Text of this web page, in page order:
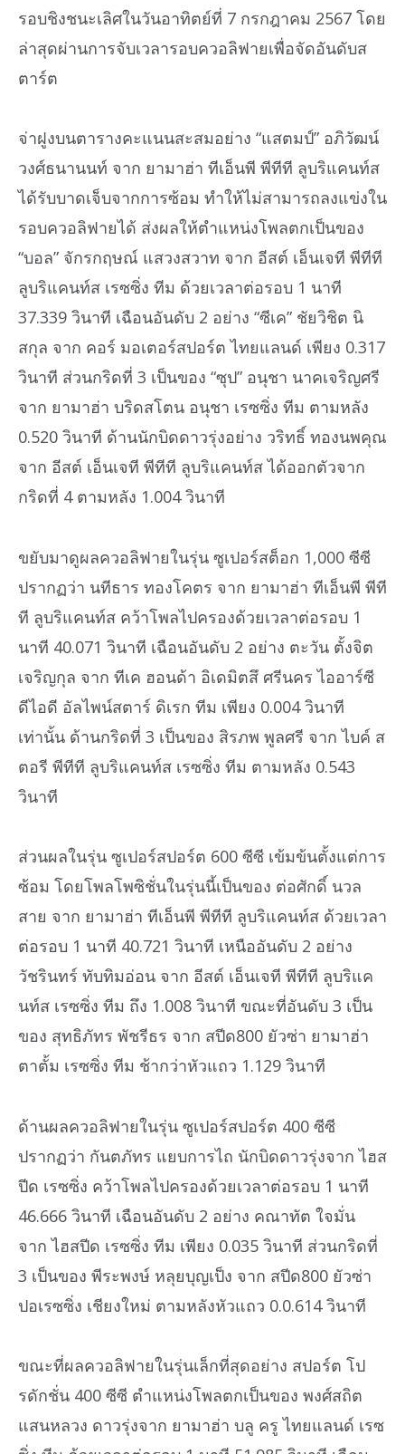
รอบชิงชนะเลิศในวันอาทิตย์ที่ 7 กรกฎาคม 2567 โดย
ล่าสุดผ่านการจับเวลารอบควอลิฟายเพื่อจัดอันดับส
ตาร์ต
จ่าฝูงบนตารางคะแนนสะสมอย่าง “แสตมป์” อภิวัฒน์
วงศ์ธนานนท์ จาก ยามาฮ่า ทีเอ็นพี พีทีที ลูบริแคนท์ส
ได้รับบาดเจ็บจากการซ้อม ทำให้ไม่สามารถลงแข่งใน
รอบควอลิฟายได้ ส่งผลให้ตำแหน่งโพลตกเป็นของ
“บอล” จักรกฤษณ์ แสวงสวาท จาก อีสต์ เอ็นเจที พีทีที
ลูบริแคนท์ส เรซซิ่ง ทีม ด้วยเวลาต่อรอบ 1 นาที
37.339 วินาที เฉือนอันดับ 2 อย่าง “ซีเค” ชัยวิชิต นิ
สกุล จาก คอร์ มอเตอร์สปอร์ต ไทยแลนด์ เพียง 0.317
วินาที ส่วนกริดที่ 3 เป็นของ “ซุป” อนุชา นาคเจริญศรี
จาก ยามาฮ่า บริดสโตน อนุชา เรซซิ่ง ทีม ตามหลัง
0.520 วินาที ด้านนักบิดดาวรุ่งอย่าง วริทธิ์ ทองนพคุณ
จาก อีสต์ เอ็นเจที พีทีที ลูบริแคนท์ส ได้ออกตัวจาก
กริดที่ 4 ตามหลัง 1.004 วินาที
ขยับมาดูผลควอลิฟายในรุ่น ซูเปอร์สต็อก 1,000 ซีซี
ปรากฏว่า นทีธาร ทองโคตร จาก ยามาฮ่า ทีเอ็นพี พีที
ที ลูบริแคนท์ส คว้าโพลไปครองด้วยเวลาต่อรอบ 1
นาที 40.071 วินาที เฉือนอันดับ 2 อย่าง ตะวัน ตั้งจิต
เจริญกุล จาก ทีเค ฮอนด้า อิเดมิตสึ ศรีนคร ไออาร์ซี
ดีไอดี อัลไพน์สตาร์ ดิเรก ทีม เพียง 0.004 วินาที
เท่านั้น ด้านกริดที่ 3 เป็นของ สิรภพ พูลศรี จาก ไบค์ ส
ตอรี พีทีที ลูบริแคนท์ส เรซซิ่ง ทีม ตามหลัง 0.543
วินาที
ส่วนผลในรุ่น ซูเปอร์สปอร์ต 600 ซีซี เข้มข้นตั้งแต่การ
ซ้อม โดยโพลโพซิชั่นในรุ่นนี้เป็นของ ต่อศักดิ์ นวล
สาย จาก ยามาฮ่า ทีเอ็นพี พีทีที ลูบริแคนท์ส ด้วยเวลา
ต่อรอบ 1 นาที 40.721 วินาที เหนืออันดับ 2 อย่าง
วัชรินทร์ ทับทิมอ่อน จาก อีสต์ เอ็นเจที พีทีที ลูบริแค
นท์ส เรซซิ่ง ทีม ถึง 1.008 วินาที ขณะที่อันดับ 3 เป็น
ของ สุทธิภัทร พัชรีธร จาก สปีด800 ยัวซ่า ยามาฮ่า
ตาตั้ม เรซซิ่ง ทีม ช้ากว่าหัวแถว 1.129 วินาที
ด้านผลควอลิฟายในรุ่น ซูเปอร์สปอร์ต 400 ซีซี
ปรากฏว่า กันตภัทร แยบการไถ นักบิดดาวรุ่งจาก ไฮส
ปีด เรซซิ่ง คว้าโพลไปครองด้วยเวลาต่อรอบ 1 นาที
46.666 วินาที เฉือนอันดับ 2 อย่าง คณาทัต ใจมั่น
จาก ไฮสปีด เรซซิ่ง ทีม เพียง 0.035 วินาที ส่วนกริดที่
3 เป็นของ พีระพงษ์ หลุยบุญเป็ง จาก สปีด800 ยัวซ่า
ปอเรซซิ่ง เชียงใหม่ ตามหลังหัวแถว 0.0.614 วินาที
ขณะที่ผลควอลิฟายในรุ่นเล็กที่สุดอย่าง สปอร์ต โป
รดักชั่น 400 ซีซี ตำแหน่งโพลตกเป็นของ พงศ์สถิต
แสนหลวง ดาวรุ่งจาก ยามาฮ่า บลู ครู ไทยแลนด์ เรซ